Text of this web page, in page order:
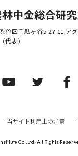
中金総合研
谷区千駄ヶ谷5-27-11 ア
代表）
当サイト利用上の注意
Co.,Ltd. All Rights